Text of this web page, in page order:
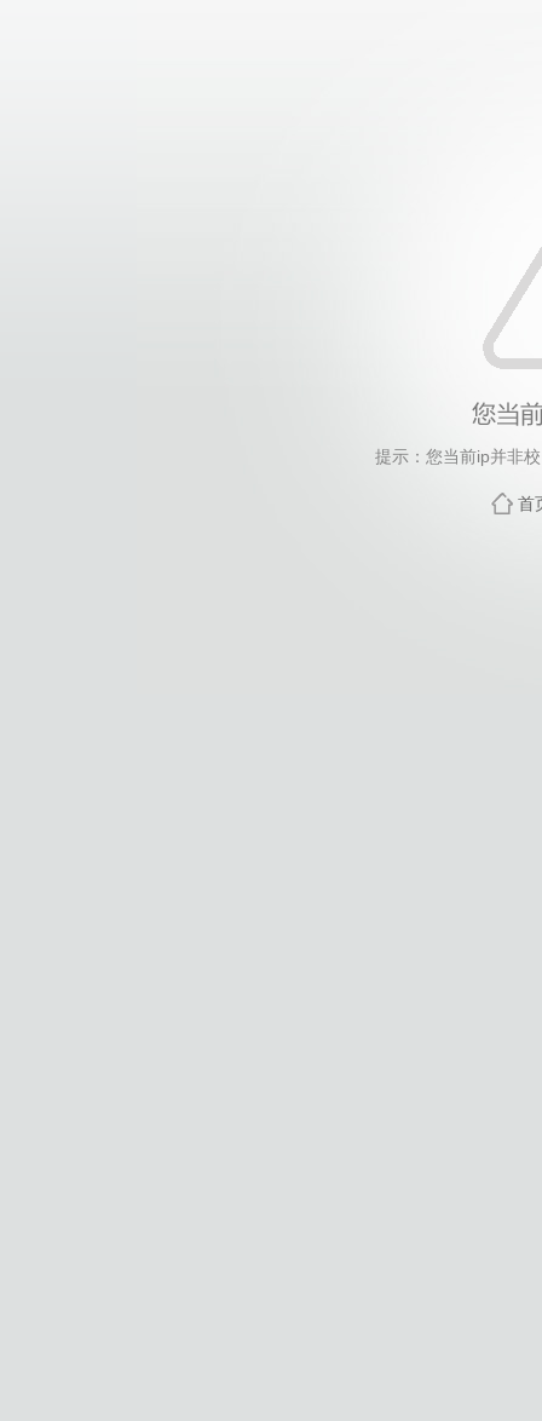
提示：您当前ip并非
首